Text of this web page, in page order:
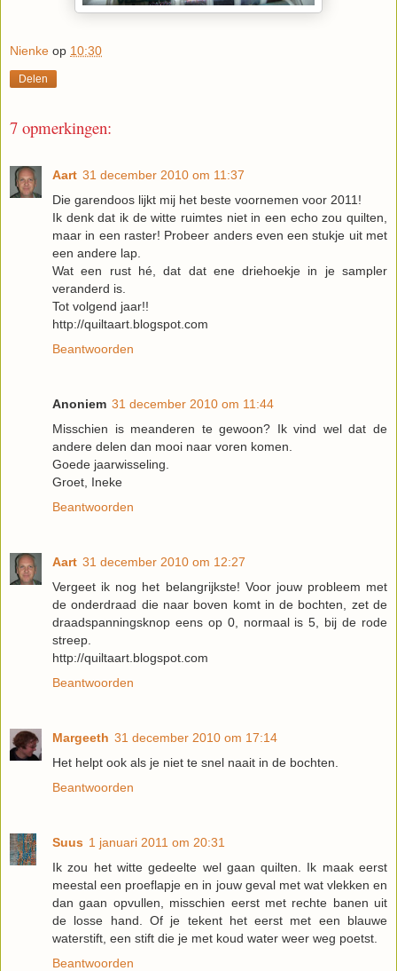
Nienke op 10:30
Delen
7 opmerkingen:
Aart 31 december 2010 om 11:37
Die garendoos lijkt mij het beste voornemen voor 2011!
Ik denk dat ik de witte ruimtes niet in een echo zou quilten,
maar in een raster! Probeer anders even een stukje uit met
een andere lap.
Wat een rust hé, dat dat ene driehoekje in je sampler
veranderd is.
Tot volgend jaar!!
http://quiltaart.blogspot.com
Beantwoorden
Anoniem 31 december 2010 om 11:44
Misschien is meanderen te gewoon? Ik vind wel dat de
andere delen dan mooi naar voren komen.
Goede jaarwisseling.
Groet, Ineke
Beantwoorden
Aart 31 december 2010 om 12:27
Vergeet ik nog het belangrijkste! Voor jouw probleem met
de onderdraad die naar boven komt in de bochten, zet de
draadspanningsknop eens op 0, normaal is 5, bij de rode
streep.
http://quiltaart.blogspot.com
Beantwoorden
Margeeth 31 december 2010 om 17:14
Het helpt ook als je niet te snel naait in de bochten.
Beantwoorden
Suus 1 januari 2011 om 20:31
Ik zou het witte gedeelte wel gaan quilten. Ik maak eerst
meestal een proeflapje en in jouw geval met wat vlekken en
dan gaan opvullen, misschien eerst met rechte banen uit
de losse hand. Of je tekent het eerst met een blauwe
waterstift, een stift die je met koud water weer weg poetst.
Beantwoorden